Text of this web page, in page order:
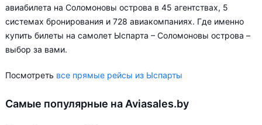
авиабилета на Соломоновы острова в 45 агентствах, 5
системах бронирования и 728 авиакомпаниях. Где именно
купить билеты на самолет Ыспарта – Соломоновы острова –
выбор за вами.
Посмотреть все прямые рейсы из Ыспарты
Самые популярные на Aviasales.by